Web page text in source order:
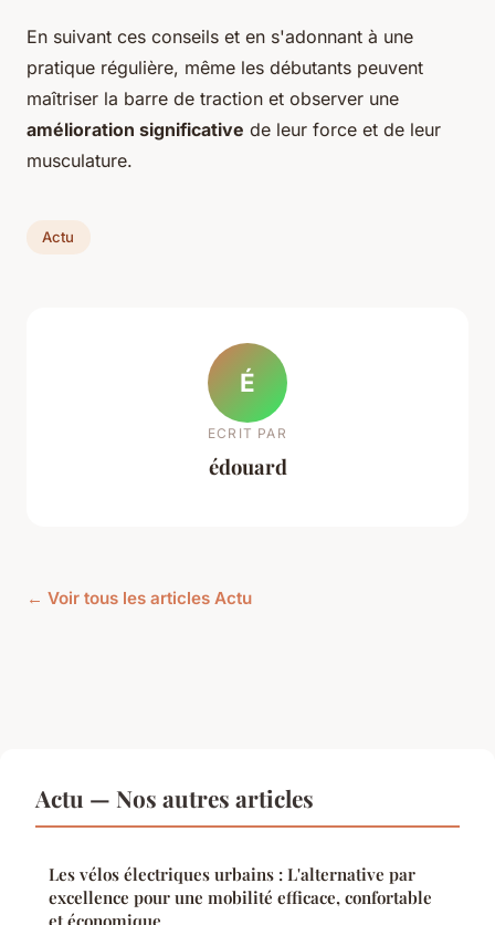
En suivant ces conseils et en s'adonnant à une
pratique régulière, même les débutants peuvent
maîtriser la barre de traction et observer une
amélioration significative de leur force et de leur
musculature.
Actu
É
ECRIT PAR
édouard
← Voir tous les articles Actu
Actu — Nos autres articles
Les vélos électriques urbains : L'alternative par
excellence pour une mobilité efficace, confortable
et économique